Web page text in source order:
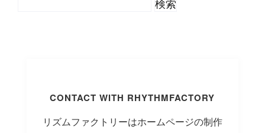
CONTACT WITH RHYTHMFACTORY
リズムファクトリーはホームページの制作